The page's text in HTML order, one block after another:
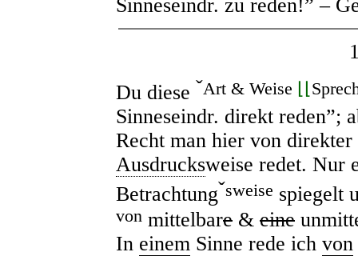
Sinneseindr. zu reden!” –
Du diese ˇArt & Weise
Sinneseindr. direkt reden”;
Recht man hier von
Ausdrucksweise redet. Nur
Betrachtungˇsweise spiegelt
von mittelbare & eine
In einem Sinne rede ich von